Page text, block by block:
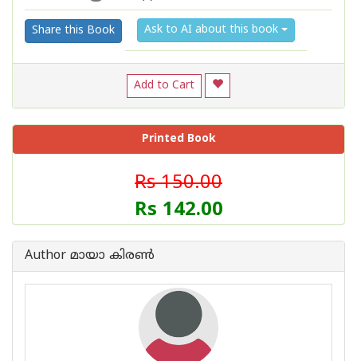
Share this Book Ask to AI about this book
Add to Cart
Printed Book
Rs 150.00
Rs 142.00
Author മായാ കിരണ്‍